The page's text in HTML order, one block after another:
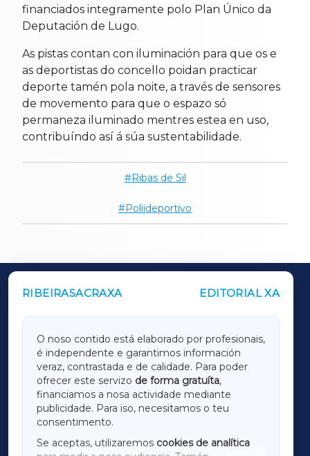
financiados integramente polo Plan Único da
Deputación de Lugo.
As pistas contan con iluminación para que os e
as deportistas do concello poidan practicar
deporte tamén pola noite, a través de sensores
de movemento para que o espazo só
permaneza iluminado mentres estea en uso,
contribuíndo así á súa sustentabilidade.
Ribas de Sil
Poliideportivo
RIBEIRASACRAXA EDITORIAL XA
O noso contido está elaborado por profesionais,
é independente e garantimos información
veraz, contrastada e de calidade. Para poder
ofrecer este servizo de forma gratuíta,
financiamos a nosa actividade mediante
publicidade. Para iso, necesitamos o teu
consentimento.
Se aceptas, utilizaremos cookies de analítica
OUTROS PERIÓDICOS
LUGOXA
TERRACHAXA